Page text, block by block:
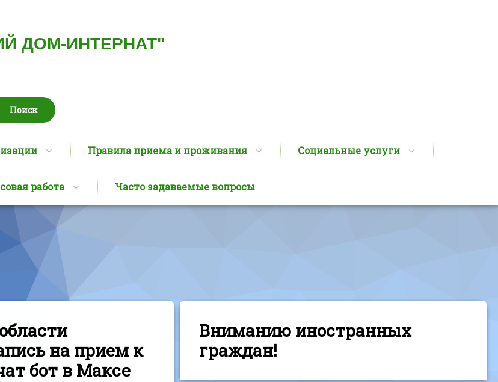
ДОМ-ИНТЕРНАТ"
Правила приема и проживания Социальные услуги
работа Часто задаваемые вопросы
на прием к
бот в Максе
Вниманию иностранных
граждан!